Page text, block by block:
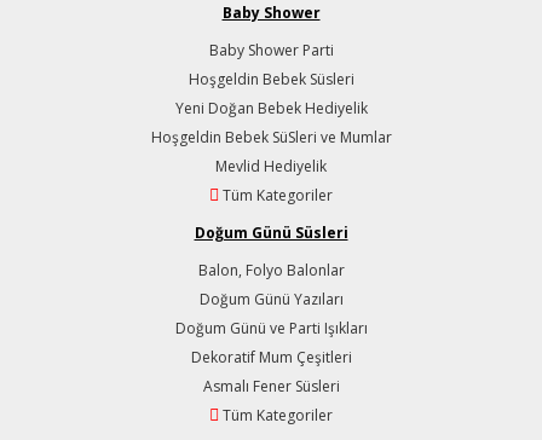
Baby Shower
Baby Shower Parti
Hoşgeldin Bebek Süsleri
Yeni Doğan Bebek Hediyelik
Hoşgeldin Bebek SüSleri ve Mumlar
Mevlid Hediyelik
Tüm Kategoriler
Doğum Günü Süsleri
Balon, Folyo Balonlar
Doğum Günü Yazıları
Doğum Günü ve Parti Işıkları
Dekoratif Mum Çeşitleri
Asmalı Fener Süsleri
Tüm Kategoriler